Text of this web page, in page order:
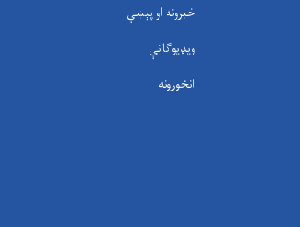
خبرونه او پېښې
ویډیوګانې
انځورونه